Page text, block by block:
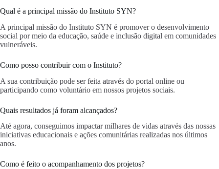
Qual é a principal missão do Instituto SYN?
A principal missão do Instituto SYN é promover o desenvolvimento
social por meio da educação, saúde e inclusão digital em comunidades
vulneráveis.
Como posso contribuir com o Instituto?
A sua contribuição pode ser feita através do portal online ou
participando como voluntário em nossos projetos sociais.
Quais resultados já foram alcançados?
Até agora, conseguimos impactar milhares de vidas através das nossas
iniciativas educacionais e ações comunitárias realizadas nos últimos
anos.
Como é feito o acompanhamento dos projetos?